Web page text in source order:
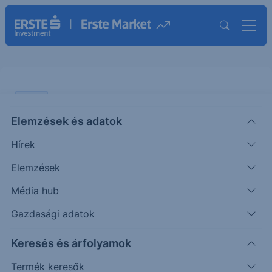
Elemzések és adatok
Hírek
Elemzések
Média hub
Gazdasági adatok
Keresés és árfolyamok
Termék keresők
indexekben
Fordult az S&P 500Átmeneti korrekció után ismét
emelkedésbe kapcsolt az S&P 500. Az index